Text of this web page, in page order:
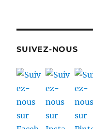
SUIVEZ-NOUS